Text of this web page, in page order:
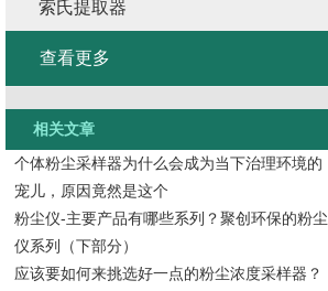
索氏提取器
查看更多
相关文章
个体粉尘采样器为什么会成为当下治理环境的
宠儿，原因竟然是这个
粉尘仪-主要产品有哪些系列？聚创环保的粉尘
仪系列（下部分）
应该要如何来挑选好一点的粉尘浓度采样器？